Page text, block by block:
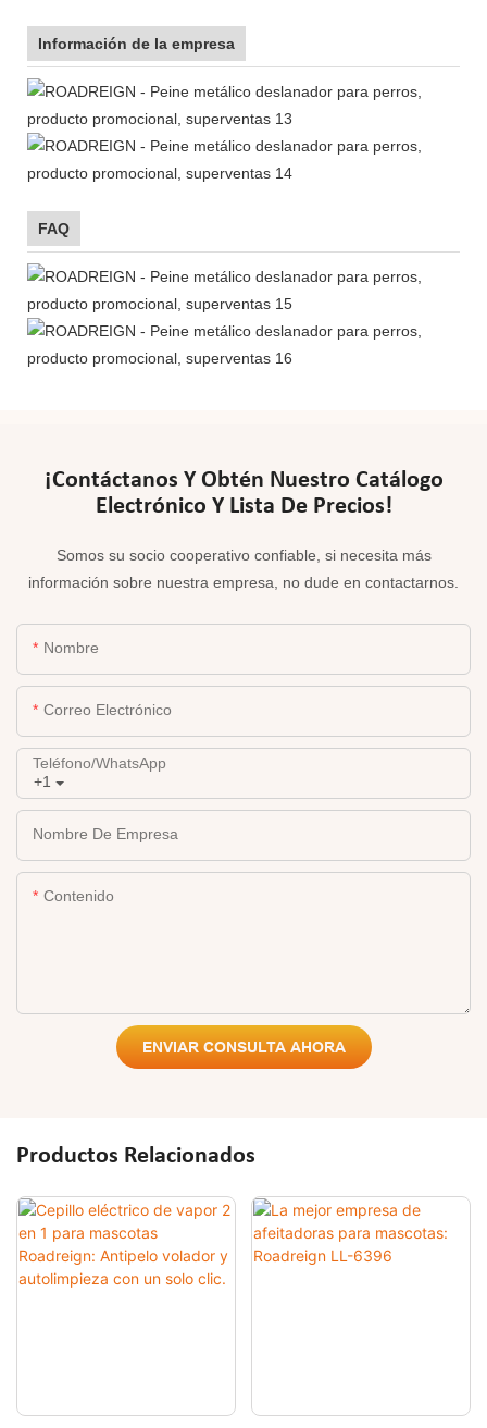
Información de la empresa
FAQ
¡Contáctanos Y Obtén Nuestro Catálogo
Electrónico Y Lista De Precios!
Somos su socio cooperativo confiable, si necesita más
información sobre nuestra empresa, no dude en contactarnos.
Nombre
Correo Electrónico
+1
Teléfono/WhatsApp
Nombre De Empresa
Contenido
ENVIAR CONSULTA AHORA
Productos Relacionados